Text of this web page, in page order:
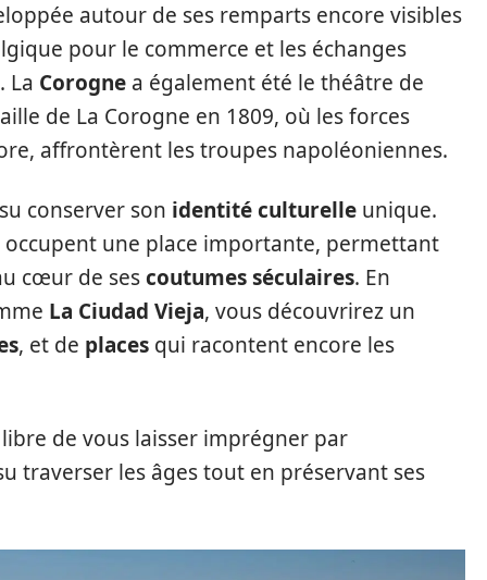
autour de ses remparts encore visibles
pour le commerce et les échanges
La Corogne a également été le théâtre de
de La Corogne en 1809, où les forces
affrontèrent les troupes napoléoniennes.
conserver son identité culturelle unique.
une place importante, permettant
cœur de sescoutumes séculaires. En
La Ciudad Vieja, vous découvrirez un
, et de places qui racontent encore les
de vous laisser imprégner par
traverser les âges tout en préservant ses